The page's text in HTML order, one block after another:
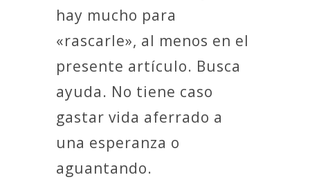
hay mucho para
«rascarle», al menos en el
presente artículo. Busca
ayuda. No tiene caso
gastar vida aferrado a
una esperanza o
aguantando.